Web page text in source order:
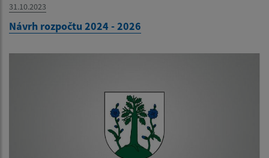
31.10.2023
Návrh rozpočtu 2024 - 2026